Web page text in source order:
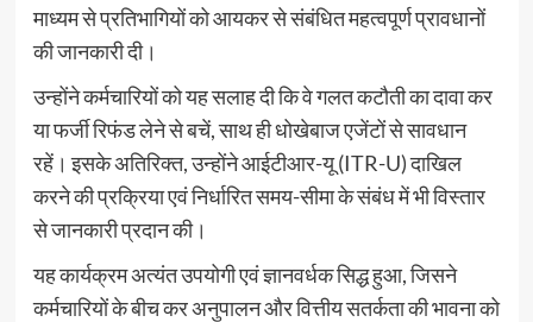
माध्यम से प्रतिभागियों को आयकर से संबंधित महत्वपूर्ण प्रावधानों
की जानकारी दी।
उन्होंने कर्मचारियों को यह सलाह दी कि वे गलत कटौती का दावा कर
या फर्जी रिफंड लेने से बचें, साथ ही धोखेबाज एजेंटों से सावधान
रहें। इसके अतिरिक्त, उन्होंने आईटीआर-यू (ITR-U) दाखिल
करने की प्रक्रिया एवं निर्धारित समय-सीमा के संबंध में भी विस्तार
से जानकारी प्रदान की।
यह कार्यक्रम अत्यंत उपयोगी एवं ज्ञानवर्धक सिद्ध हुआ, जिसने
कर्मचारियों के बीच कर अनुपालन और वित्तीय सतर्कता की भावना को